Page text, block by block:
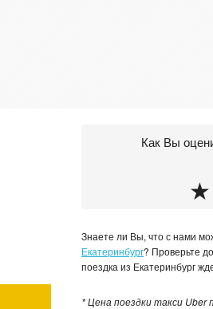
Как Вы
★
Знаете ли Вы, что с нами
Екатеринбург? Проверьте
поездка из Екатеринбург
* Цена поездки такси Uber